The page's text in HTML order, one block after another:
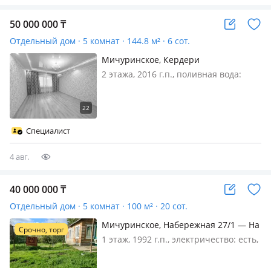
50 000 000₸
Отдельный дом · 5 комнат · 144.8 м² · 6 сот.
Мичуринское, Кердери
2 этажа, 2016 г.п., поливная вода:
этаже прихожа…
Специалист
4 авг.
40 000 000₸
Отдельный дом · 5 комнат · 100 м² · 20 сот.
Срочно, торг
Мичуринское, Набережная 27/1 — На
берегу чагана
1 этаж, 1992 г.п., электричество: есть,